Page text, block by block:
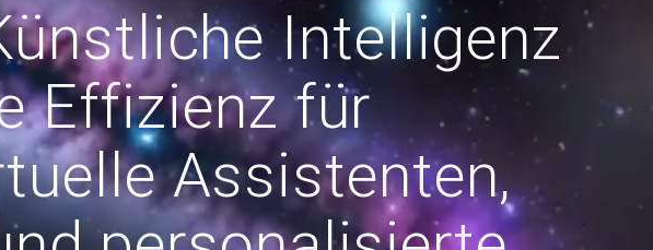
Intelligenz
Effizienz für
Assistenten,